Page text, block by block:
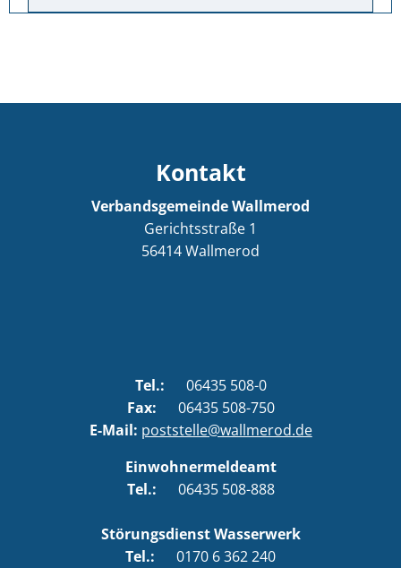
Kontakt
Verbandsgemeinde Wallmerod
Gerichtsstraße 1
56414Wallmerod
Tel.:
06435 508-0
Fax: 06435 508-750
E-Mail: poststelle@wallmerod.de
Einwohnermeldeamt
Tel.: 06435 508-888
Störungsdienst Wasserwerk
Tel.: 0170 6 362 240